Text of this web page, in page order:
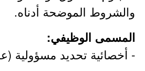
والشروط الموضحة أدناه.
المسمى الوظيفي:
- أخصائية تحديد مسؤولية